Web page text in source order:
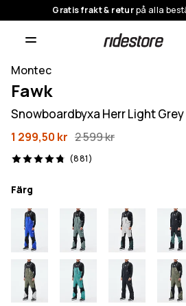
Gratis frakt & returpå alla
Montec
Fawk
Snowboardbyxa Herr Light Grey
1 299,50 kr 2 599 kr
(881)
881 recensioner, 4.8/5
Färg